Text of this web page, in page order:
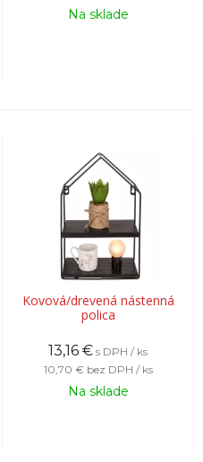
Na sklade
Kovová/drevená nástenná
polica
13,16 € s DPH / ks
10,70 € bez DPH / ks
Na sklade